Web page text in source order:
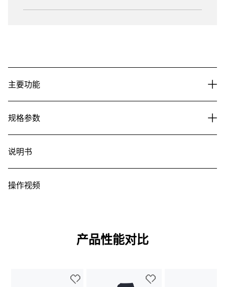
主要功能
规格参数
说明书
操作视频
产品性能对比